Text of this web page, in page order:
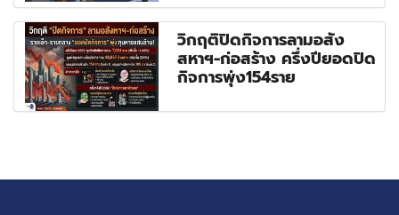
วิกฤติปิดกิจการลามอสัง
สหาฯ-ก่อสร้าง ครึ่งปียอดปิด
กิจการพุ่ง154ราย